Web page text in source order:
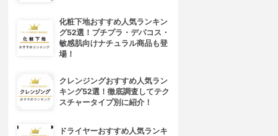
化粧下地おすすめ人気ランキン
グ52選！プチプラ・デパコス・
敏感肌向けナチュラル商品も登
場！
クレンジングおすすめ人気ラン
キング52選！徹底調査してテク
スチャータイプ別に紹介！
ドライヤーおすすめ人気ランキ